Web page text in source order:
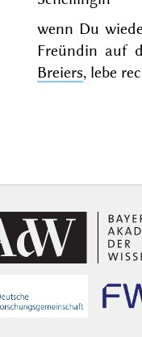
wenn Du
Freündin auf
Breiers, lebe